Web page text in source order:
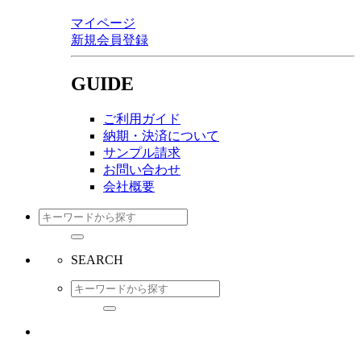
マイページ
新規会員登録
GUIDE
ご利用ガイド
納期・決済について
サンプル請求
お問い合わせ
会社概要
SEARCH